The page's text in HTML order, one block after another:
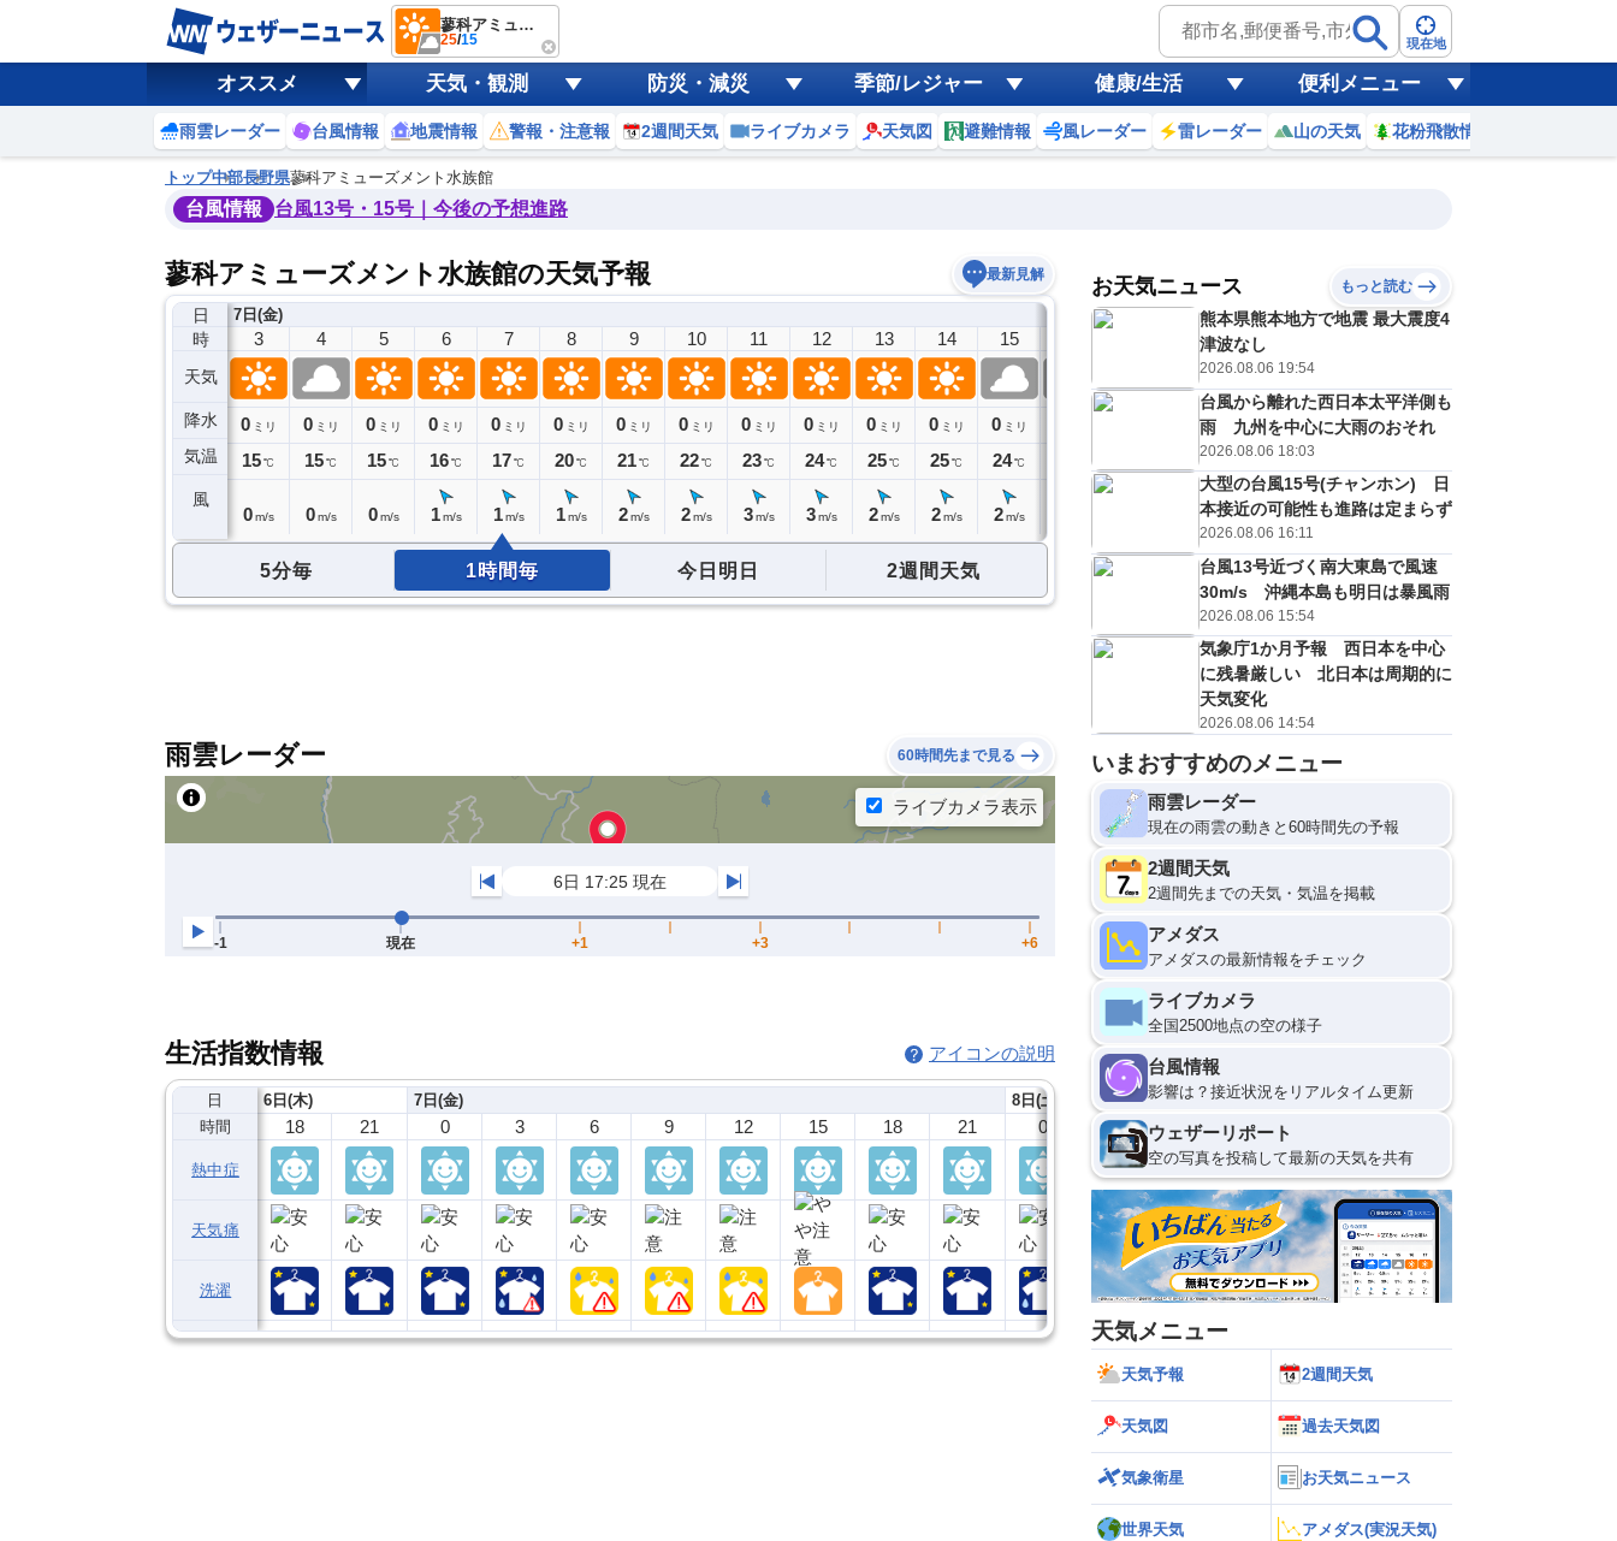
蓼科アミューズメント水族館
25/15 現在地
オススメ 天気・観測 防災・減災 季節/レジャー 健康/生活 便利メニュー
雨雲レーダー 台風情報 地震情報 警報・注意報 2週間天気 ライブカメラ 天気図 避難情報 風レーダー 雷レーダー 山の天気 花粉飛散情報
トップ中部長野県蓼科アミューズメント水族館
台風情報 台風13号・15号｜今後の予想進路
蓼科アミューズメント水族館の天気予報 最新見解
日
時
天気
降水
気温
風
7日(金)
2
0ミリ
15℃
3
0 ミリ
15℃
0 m/s
4
0 ミリ
15℃
0 m/s
5
0 ミリ
15℃
0 m/s
6
0 ミリ
16℃
1 m/s
7
0 ミリ
17℃
1 m/s
8
0 ミリ
20℃
1 m/s
9
0 ミリ
21℃
2 m/s
10
0 ミリ
22℃
2 m/s
11
0 ミリ
23℃
3 m/s
12
0 ミリ
24℃
3 m/s
13
0 ミリ
25℃
2 m/s
14
0 ミリ
25℃
2 m/s
15
0 ミリ
24℃
2 m/s
18
ミリ
20
m/s
19
0ミリ
19
1m/s
0ミリ
18
1 m/s
0ミリ
1m/s
0
1m/s
5分毎 1時間毎 今日明日 2週間天気
雨雲レーダー 60時間先まで見る
生活指数情報 アイコンの説明
日
時間
熱中症
天気痛
洗濯
6日(木)
18 21
7日(金)
0 3 6 9 12 15 18 21
8日(土)
0
お天気ニュース もっと読む
熊本県熊本地方で地震 最大震度4
津波なし
2026.08.06 19:54
台風から離れた西日本太平洋側も
雨 九州を中心に大雨のおそれ
2026.08.06 18:03
大型の台風15号(チャンホン) 日
本接近の可能性も進路は定まらず
2026.08.06 16:11
台風13号近づく南大東島で風速
30m/s 沖縄本島も明日は暴風雨
2026.08.06 15:54
気象庁1か月予報 西日本を中心
に残暑厳しい 北日本は周期的に
天気変化
2026.08.06 14:54
いまおすすめのメニュー
雨雲レーダー
現在の雨雲の動きと60時間先の予報
2週間天気
2週間先までの天気・気温を掲載
アメダス
アメダスの最新情報をチェック
ライブカメラ
全国2500地点の空の様子
台風情報
影響は？接近状況をリアルタイム更新
ウェザーリポート
空の写真を投稿して最新の天気を共有
天気メニュー
天気予報 2週間天気
天気図 過去天気図
気象衛星 お天気ニュース
世界天気 アメダス(実況天気)